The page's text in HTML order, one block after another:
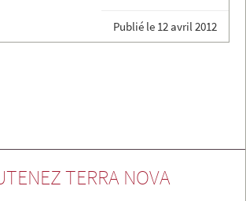
Publié le 12 avril 2012
TERRA NOVA